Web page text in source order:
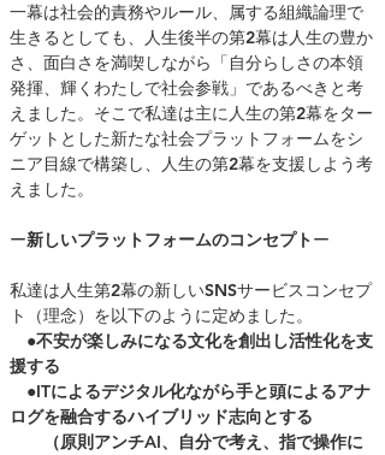
一幕は社会的責務やルール、属する組織論理で
生きるとしても、人生後半の第2幕は人生の豊か
さ、面白さを満喫しながら「自分らしさの本領
発揮、輝くわたしで社会参戦」であるべきと考
えました。 そこで私達は主に人生の第2幕をター
ゲットとした新たな社会プラットフォームをシ
ニア目線で構築し、人生の第2幕を支援しよう考
えました。
ー新しいプラットフォームのコンセプトー
私達は人生第2幕の新しいSNSサービスコンセプ
ト（理念）を以下のように定めました。
●不安が楽しみになる文化を創出し活性化を支
援する
●ITによるデジタル化ながら手と頭によるアナ
ログを融合するハイブリッド志向とする
（原則アンチAI、自分で考え、指で操作に